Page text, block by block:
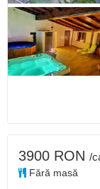
3900 RON /
Fără masă